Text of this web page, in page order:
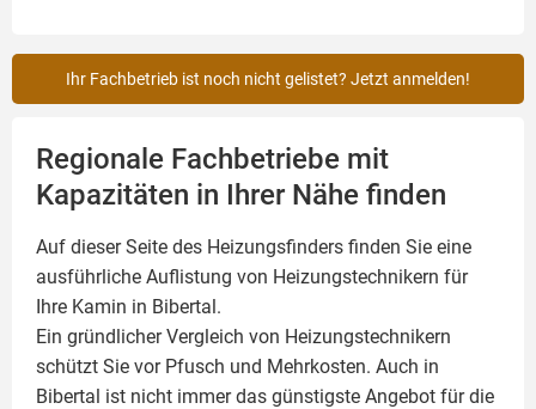
Ihr Fachbetrieb ist noch nicht gelistet? Jetzt anmelden!
Regionale Fachbetriebe mit
Kapazitäten in Ihrer Nähe finden
Auf dieser Seite des Heizungsfinders finden Sie eine
ausführliche Auflistung von Heizungstechnikern für
Ihre Kamin in Bibertal.
Ein gründlicher Vergleich von Heizungstechnikern
schützt Sie vor Pfusch und Mehrkosten. Auch in
Bibertal ist nicht immer das günstigste Angebot für die